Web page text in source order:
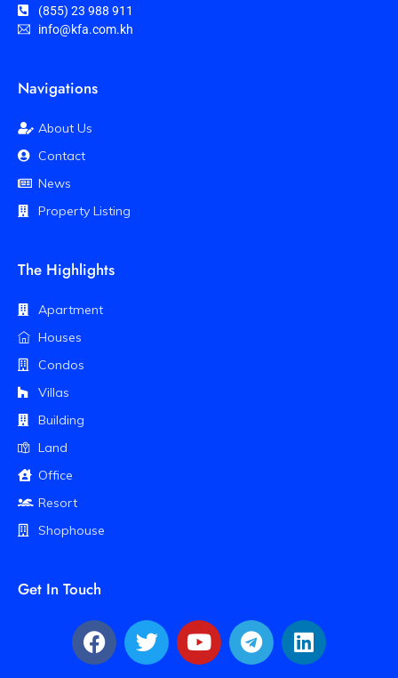
(855) 23 988 911
info@kfa.com.kh
Navigations
About Us
Contact
News
Property Listing
The Highlights
Apartment
Houses
Condos
Villas
Building
Land
Office
Resort
Shophouse
Get In Touch